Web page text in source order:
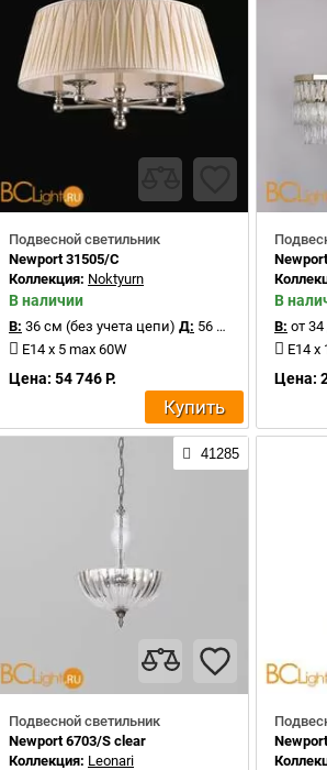
Подвесной светильник
Newport 31505/C
Коллекция: Noktyurn
В наличии
В: 36 см (без учета цепи) Д: 56 см
E14 x 5 max 60W
Цена: 54 746 Р.
Купить
В
В: от
E14 x
Цена:
41285
Подвесной светильник
Newport 6703/S clear
Коллекция: Leonari